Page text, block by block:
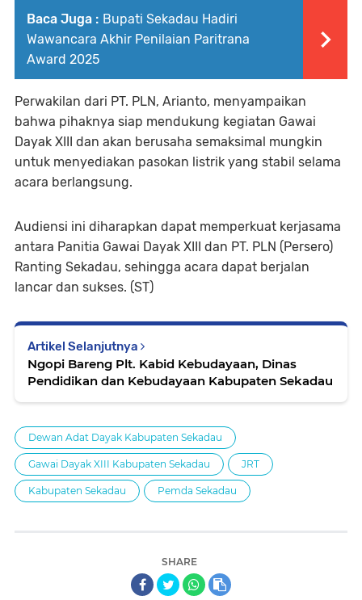
Baca Juga : Bupati Sekadau Hadiri
Wawancara Akhir Penilaian Paritrana
Award 2025
Perwakilan dari PT. PLN, Arianto, menyampaikan
bahwa pihaknya siap mendukung kegiatan Gawai
Dayak XIII dan akan berusaha semaksimal mungkin
untuk menyediakan pasokan listrik yang stabil selama
acara berlangsung.
Audiensi ini diharapkan dapat memperkuat kerjasama
antara Panitia Gawai Dayak XIII dan PT. PLN (Persero)
Ranting Sekadau, sehingga acara dapat berjalan
lancar dan sukses. (ST)
Artikel Selanjutnya
Ngopi Bareng Plt. Kabid Kebudayaan, Dinas
Pendidikan dan Kebudayaan Kabupaten Sekadau
Dewan Adat Dayak Kabupaten Sekadau
Gawai Dayak XIII Kabupaten Sekadau JRT
Kabupaten Sekadau Pemda Sekadau
SHARE